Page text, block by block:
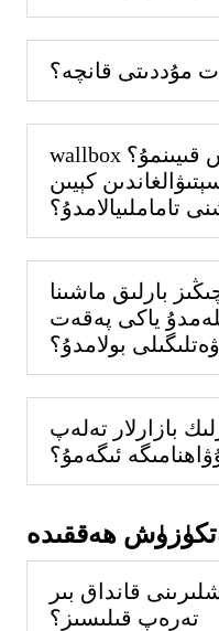
مۇددىتى قانچە؟
wallbox نى ئورنىتىش قىيىنمۇ؟
كېيىن
تاماملىيالامدۇ؟
بارلىق ماشىنا
ياكى پەقەت
بولامدۇ؟
بازارلار تەلەپ
ئىگەمۇ؟
ھەققىدە
قانداق بىر
تەرەپ قىلىسىز؟